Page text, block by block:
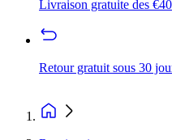
Livraison gratuite des €40
Retour gratuit sous 30